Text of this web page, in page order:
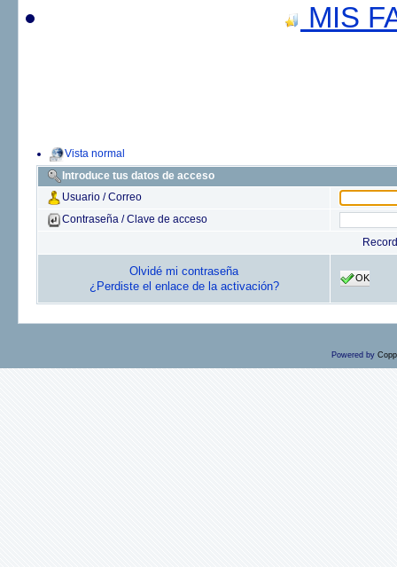
MIS
Vista normal
Introduce tus datos de acceso
Usuario / Correo
Contraseña / Clave de acceso
Olvidé mi contraseña
¿Perdiste el enlace de la activación?
OK
Powered by